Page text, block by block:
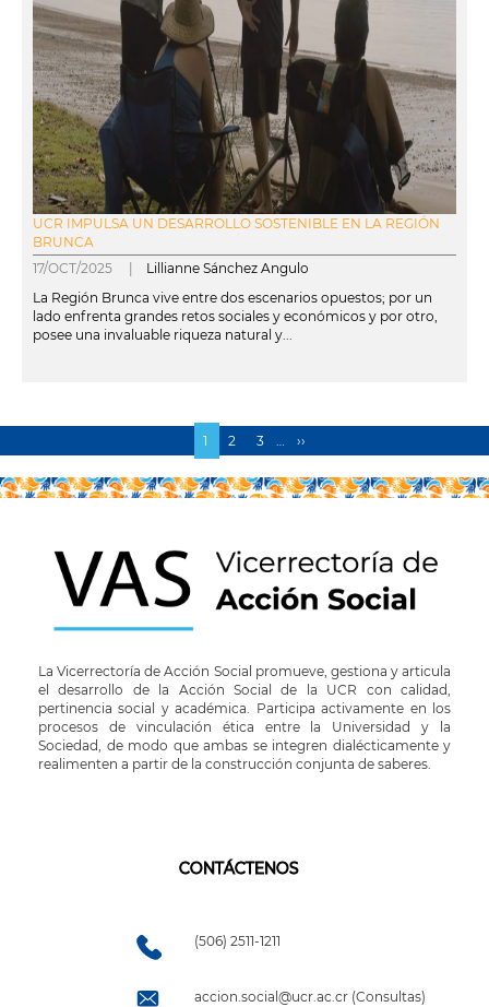
UCR IMPULSA UN DESARROLLO SOSTENIBLE EN LA REGIÓN
BRUNCA
17/OCT/2025 | Lillianne Sánchez Angulo
La Región Brunca vive entre dos escenarios opuestos; por un
lado enfrenta grandes retos sociales y económicos y por otro,
posee una invaluable riqueza natural y...
Página
actual
1 Page
2 Page
3
Siguiente
página
››
La Vicerrectoría de Acción Social promueve, gestiona y articula
el desarrollo de la Acción Social de la UCR con calidad,
pertinencia social y académica. Participa activamente en los
procesos de vinculación ética entre la Universidad y la
Sociedad, de modo que ambas se integren dialécticamente y
realimenten a partir de la construcción conjunta de saberes.
CONTÁCTENOS
(506) 2511-1211
accion.social@ucr.ac.cr (Consultas)